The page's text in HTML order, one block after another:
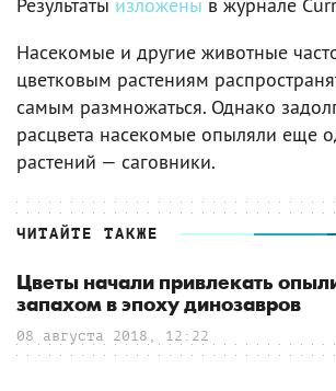
Насекомые и другие животные
цветковым растениям
самым размножаться. Однако
расцвета насекомые опыляли еще
растений — саговники.
ЧИТАЙТЕ ТАКЖЕ
Цветы начали привлекать
запахом в эпоху динозавров
08 августа 2018, 12:22